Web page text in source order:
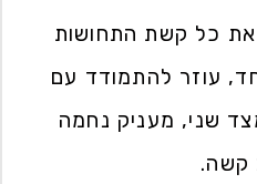
כל קשת התחושות
עוזר להתמודד עם
שני, מעניק נחמה
קשה.